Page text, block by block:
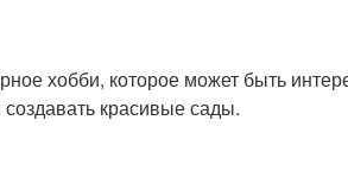
хобби, которое может быть
красивые сады.